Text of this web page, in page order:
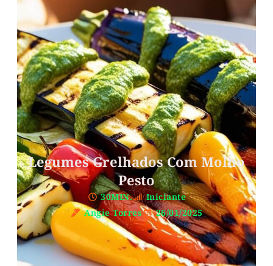
Legumes Grelhados Com Molho
Pesto
30MIN.
Iniciante
Angie Torres
26/01/2025